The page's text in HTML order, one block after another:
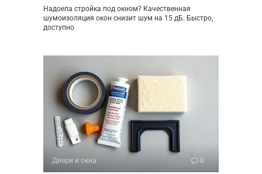
Надоела стройка под окном? Качественная
шумоизоляция окон снизит шум на 15 дБ. Быстро,
доступно
Двери и окна 0